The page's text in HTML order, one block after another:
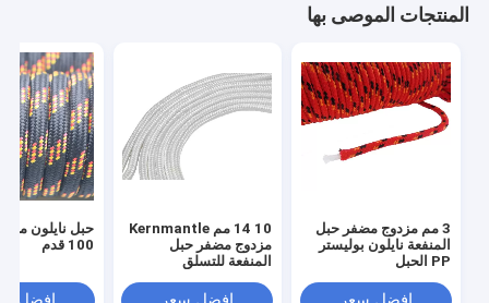
المنتجات الموصى بها
3 مم مزدوج مضفر حبل
المنفعة نايلون بوليستر
PP الحبل
10 14 مم Kernmantle
مزدوج مضفر حبل
المنفعة للتسلق
حبل نايلون
100 قدم